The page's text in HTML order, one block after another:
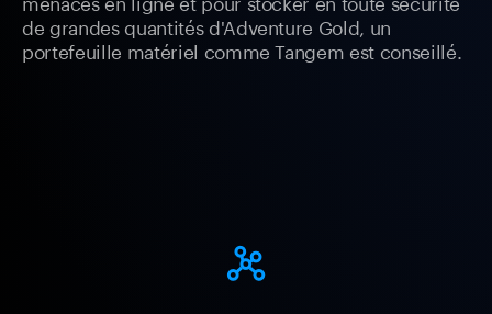
de grandes quantités d'Adventure Gold, un
portefeuille matériel comme Tangem est conseillé.